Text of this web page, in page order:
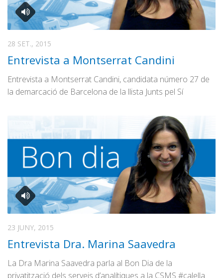
28 SET., 2015
Entrevista a Montserrat Candini
Entrevista a Montserrat Candini, candidata número 27 de
la demarcació de Barcelona de la llista Junts pel Sí
23 JUNY, 2015
Entrevista Dra. Marina Saavedra
La Dra Marina Saavedra parla al Bon Dia de la
privatització dels serveis d’analítiques a la CSMS #calella